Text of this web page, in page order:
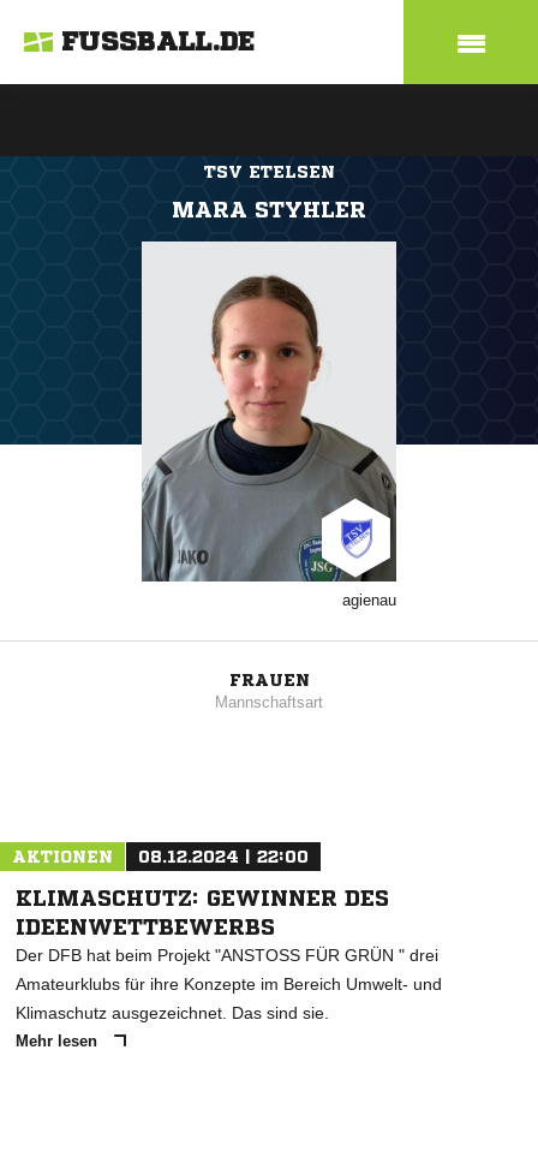
FUSSBALL.DE
TSV ETELSEN
MARA STYHLER
agienau
FRAUEN
Mannschaftsart
AKTIONEN 08.12.2024 | 22:00
KLIMASCHUTZ: GEWINNER DES
IDEENWETTBEWERBS
Der DFB hat beim Projekt "ANSTOSS FÜR GRÜN " drei
Amateurklubs für ihre Konzepte im Bereich Umwelt- und
Klimaschutz ausgezeichnet. Das sind sie.
Mehr lesen